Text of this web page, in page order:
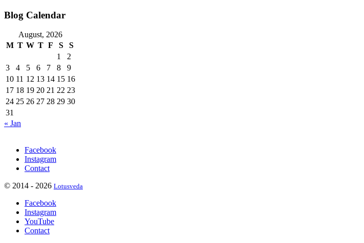
Blog Calendar
August, 2026
M T W T F S
S
1
2
3
4 5 6 7 8
9
10 11 12 13 14 15 16
17 18 19 20 21 22 23
24 25 26 27 28 29 30
31
« Jan
Facebook
Instagram
Contact
© 2014 - 2026 Lotusveda
Facebook
Instagram
YouTube
Contact